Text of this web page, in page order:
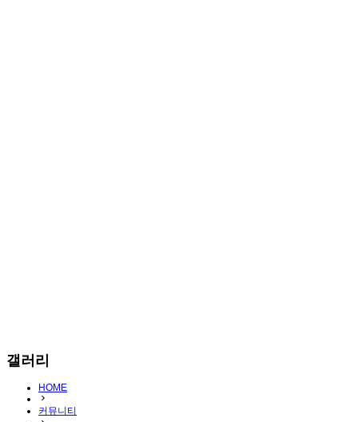
갤러리
HOME
커뮤니티